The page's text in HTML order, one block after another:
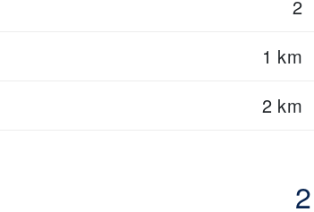
2
1 km
2 km
2